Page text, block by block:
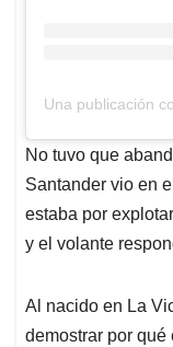
Una publicación
No tuvo que
Santander vio en
estaba por
y el volante
Al nacido en La
demostrar por